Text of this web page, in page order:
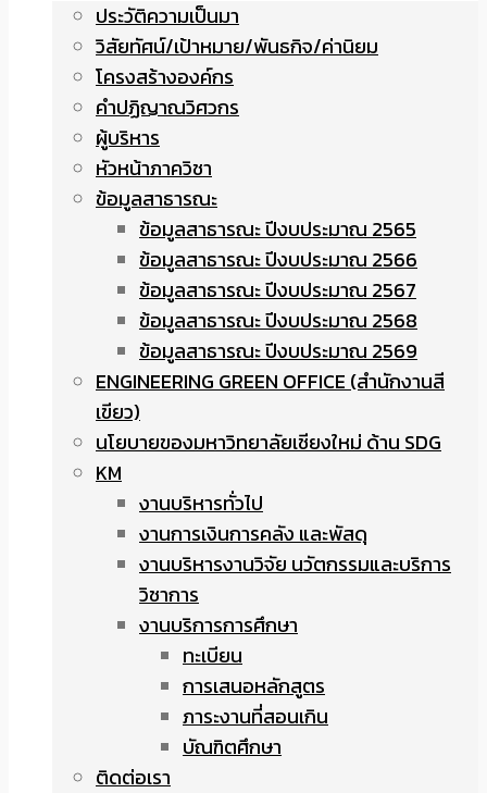
ประวัติความเป็นมา
วิสัยทัศน์/เป้าหมาย/พันธกิจ/ค่านิยม
โครงสร้างองค์กร
คำปฏิญาณวิศวกร
ผู้บริหาร
หัวหน้าภาควิชา
ข้อมูลสาธารณะ
ข้อมูลสาธารณะ ปีงบประมาณ 2565
ข้อมูลสาธารณะ ปีงบประมาณ 2566
ข้อมูลสาธารณะ ปีงบประมาณ 2567
ข้อมูลสาธารณะ ปีงบประมาณ 2568
ข้อมูลสาธารณะ ปีงบประมาณ 2569
ENGINEERING GREEN OFFICE (สำนักงานสี
เขียว)
นโยบายของมหาวิทยาลัยเชียงใหม่ ด้าน SDG
KM
งานบริหารทั่วไป
งานการเงินการคลัง และพัสดุ
งานบริหารงานวิจัย นวัตกรรมและบริการ
วิชาการ
งานบริการการศึกษา
ทะเบียน
การเสนอหลักสูตร
ภาระงานที่สอนเกิน
บัณฑิตศึกษา
ติดต่อเรา